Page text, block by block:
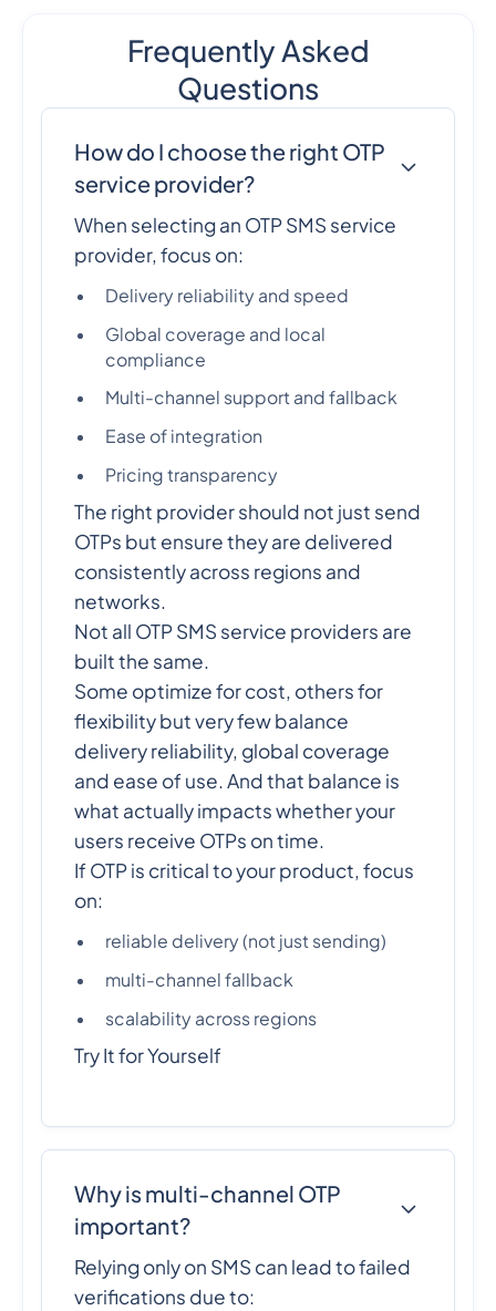
Frequently Asked
Questions
How do I choose the right OTP
service provider?
When selecting an OTP SMS service
provider, focus on:
Delivery reliability and speed
Global coverage and local
compliance
Multi-channel support and fallback
Ease of integration
Pricing transparency
The right provider should not just send
OTPs but ensure they are delivered
consistently across regions and
networks.
Not all OTP SMS service providers are
built the same.
Some optimize for cost, others for
flexibility but very few balance
delivery reliability, global coverage
and ease of use. And that balance is
what actually impacts whether your
users receive OTPs on time.
If OTP is critical to your product, focus
on:
reliable delivery (not just sending)
multi-channel fallback
scalability across regions
Try It for Yourself
Why is multi-channel OTP
important?
Relying only on SMS can lead to failed
verifications due to: